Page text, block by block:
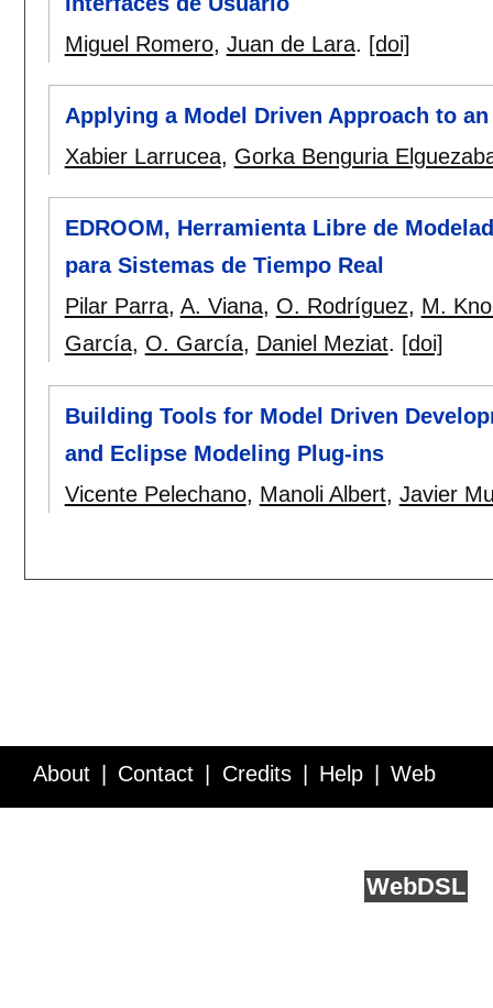
Miguel Romero, Juan de Lara. [doi]
Applying a Model Driven Approach to
Xabier Larrucea, Gorka Benguria
EDROOM, Herramienta Libre de
para Sistemas de Tiempo Real
Pilar Parra, A. Viana, O. Rodríguez, M.
García, O. García, Daniel Meziat. [doi]
Building Tools for Model Driven
and Eclipse Modeling Plug-ins
Vicente Pelechano, Manoli Albert, Javier
About Contact Credits Help Web
WebDSL